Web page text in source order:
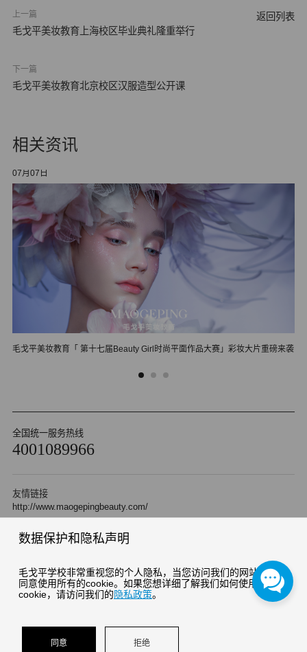
上一篇
毛戈平美妆教育上海校区毕业典礼隆重举行
下一篇
毛戈平美妆教育北京校区汉服造型公开课
返回列表
相关资讯
07月07日
毛戈平美妆教育「 第十七届Beauty Girl时尚平面作品大赛」彩妆大片重磅来袭
全国统一服务热线
4001089966
友情链接
http://www.maogepingbeauty.com/
数据保护和隐私声明
毛戈平学校非常重视您的个人隐私，当您访问我们的网站时，请
同意使用所有的cookie。如果您想详细了解我们如何使用
cookie，请访问我们的隐私政策。
同意 拒绝